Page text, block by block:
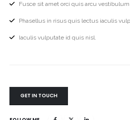
Fusce sit amet orci quis arcu
Phasellus in risus quis lectus iaculis
Iaculis vulputate id quis nisl.
GET IN TOUCH